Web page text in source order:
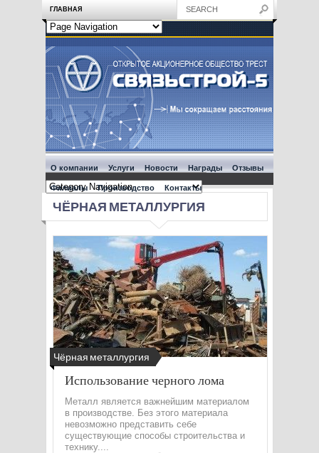
ГЛАВНАЯ
О компании Услуги Новости Награды Отзывы
Филиалы Производство Контакты
ЧЁРНАЯ МЕТАЛЛУРГИЯ
Чёрная металлургия
Использование черного лома
Металл является важнейшим материалом
в производстве. Без этого материала
невозможно представить себе
существующие способы строительства и
технику....